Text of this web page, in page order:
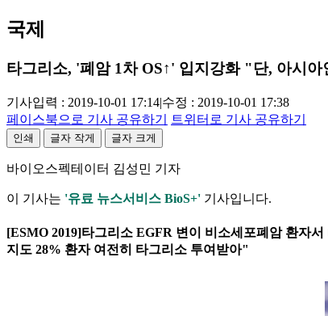
국제
타그리소, '폐암 1차 OS↑' 입지강화 "단, 아시
기사입력 : 2019-10-01 17:14|수정 : 2019-10-01 17:38
페이스북으로 기사 공유하기
트위터로 기사 공유하기
인쇄 글자 작게 글자 크게
바이오스펙테이터 김성민 기자
이 기사는 '유료 뉴스서비스 BioS+' 기사입니다.
[ESMO 2019]타그리소 EGFR 변이 비소세포폐암 환자
지도 28% 환자 여전히 타그리소 투여받아"